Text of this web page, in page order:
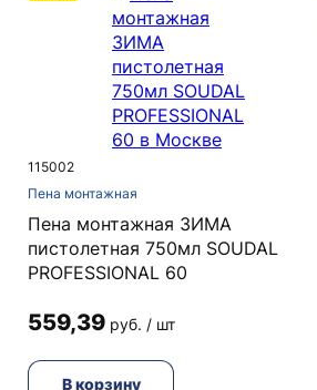
115002
Пена монтажная
Пена монтажная ЗИМА
пистолетная 750мл SOUDAL
PROFESSIONAL 60
559,39 руб. / шт
В корзину